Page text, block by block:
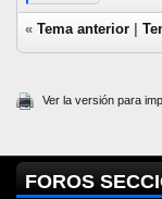
« Tema anterior
Ver la versión para
FOROS